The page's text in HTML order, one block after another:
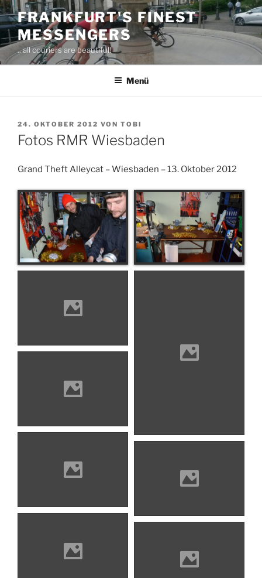
Zum
Inhalt
springen
FRANKFURT'S FINEST
MESSENGERS
.. all couriers are beautiful!
Menü
VERÖFFENTLICHT
AM
24. OKTOBER 2012 VON TOBI
Fotos RMR Wiesbaden
Grand Theft Alleycat – Wiesbaden – 13. Oktober 2012